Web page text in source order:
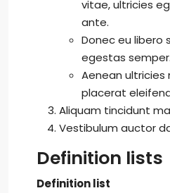
vitae, ultricies
ante.
Donec eu libero
egestas semper.
Aenean ultricies
placerat
Aliquam tincidunt
Vestibulum auctor
Definition lists
Definition list